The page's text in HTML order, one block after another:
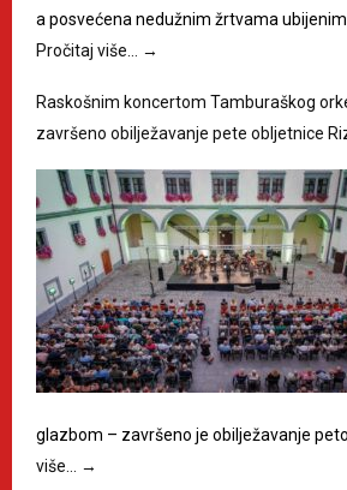
a posvećena nedužnim žrtvama
Pročitaj više…
→
Raskošnim koncertom Tamburaškog
završeno obilježavanje pete obljetnice
glazbom – završeno je obilježavanje
više…
→